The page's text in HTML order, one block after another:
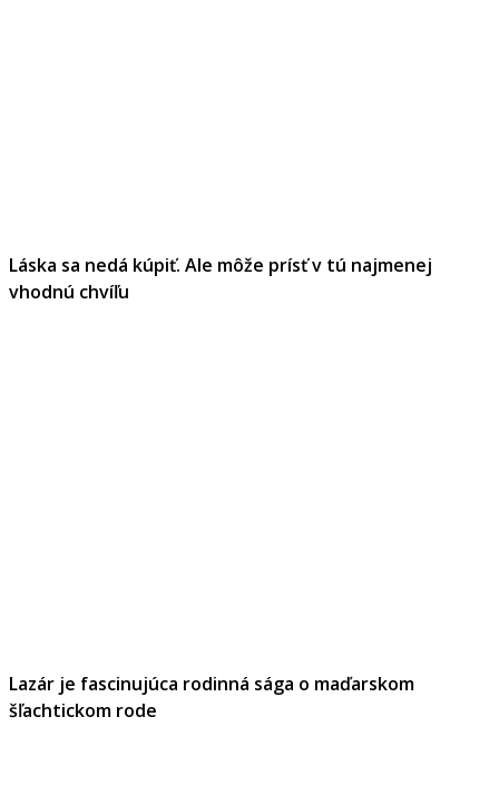
Láska sa nedá kúpiť. Ale môže prísť v tú najmenej
vhodnú chvíľu
Lazár je fascinujúca rodinná sága o maďarskom
šľachtickom rode